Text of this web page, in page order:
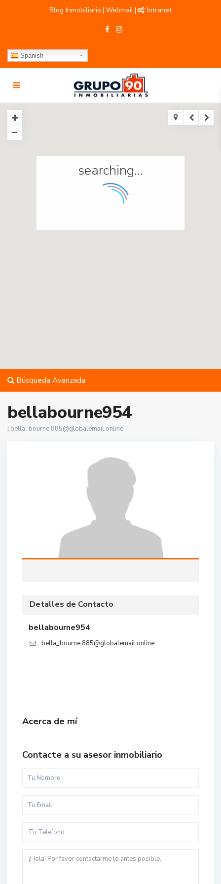
Blog Inmobiliario | Webmail| Intranet
Spanish
searching...
Búsqueda Avanzada
bellabourne954
bella_bourne.885@globalemail.online
Detalles de Contacto
bellabourne954
bella_bourne.885@globalemail.online
Acerca de mí
Contacte a su asesor inmobiliario